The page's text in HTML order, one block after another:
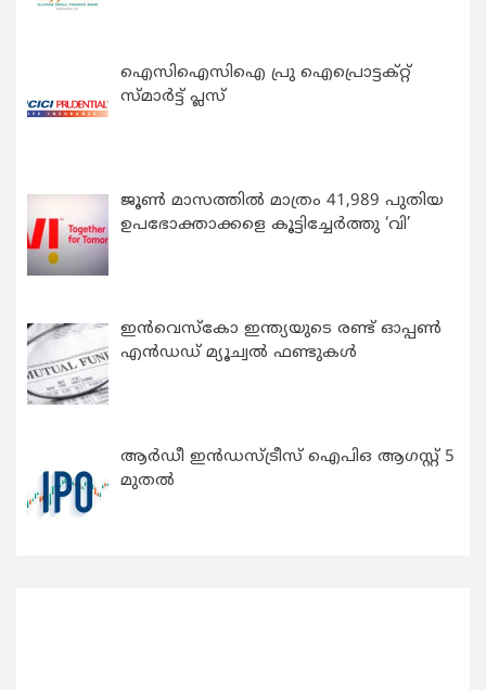
ഐസിഐസിഐ പ്രു ഐപ്രൊട്ടക്റ്റ്
സ്മാർട്ട് പ്ലസ്
ജൂൺ മാസത്തിൽ മാത്രം 41,989 പുതിയ
ഉപഭോക്താക്കളെ കൂട്ടിച്ചേർത്തു ‘വി’
ഇന്‍വെസ്കോ ഇന്ത്യയുടെ രണ്ട് ഓപ്പണ്‍
എന്‍ഡഡ് മ്യൂച്വല്‍ ഫണ്ടുകള്‍
ആർഡീ ഇൻഡസ്ട്രീസ് ഐപിഒ ആഗസ്റ്റ് 5
മുതൽ